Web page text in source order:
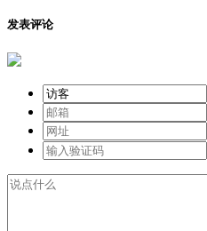
发表评论